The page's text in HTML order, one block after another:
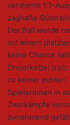
verdiente 1:1-
zaghafte
Der Ball wurde
mit einem
keine Chance
Dreierkette)
zu keiner echten
Spielerinnen in
Zweikämpfe
zunehmend